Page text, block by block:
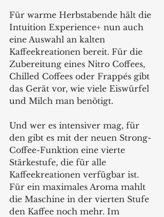
Für warme Herbstabende hält die
Intuition Experience+ nun auch
eine Auswahl an kalten
Kaffeekreationen bereit. Für die
Zubereitung eines Nitro Coffees,
Chilled Coffees oder Frappés gibt
das Gerät vor, wie viele Eiswürfel
und Milch man benötigt.
Und wer es intensiver mag, für
den gibt es mit der neuen Strong-
Coffee-Funktion eine vierte
Stärkestufe, die für alle
Kaffeekreationen verfügbar ist.
Für ein maximales Aroma mahlt
die Maschine in der vierten Stufe
den Kaffee noch mehr. Im